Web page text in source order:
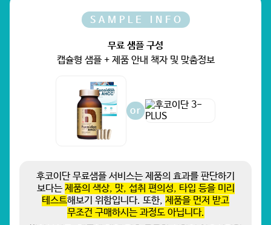
SAMPLE INFO
무료 샘플 구성
캡슐형 샘플 + 제품 안내 책자 및 맞춤정보
or
후코이단 무료샘플 서비스는 제품의 효과를 판단하기
보다는 제품의 색상, 맛, 섭취 편의성, 타입 등을 미리
테스트해보기 위함입니다. 또한, 제품을 먼저 받고
무조건 구매하시는 과정도 아닙니다.